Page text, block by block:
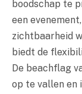
boodschap te
een
zichtbaarheid
biedt de
De beachflag
op te vallen en